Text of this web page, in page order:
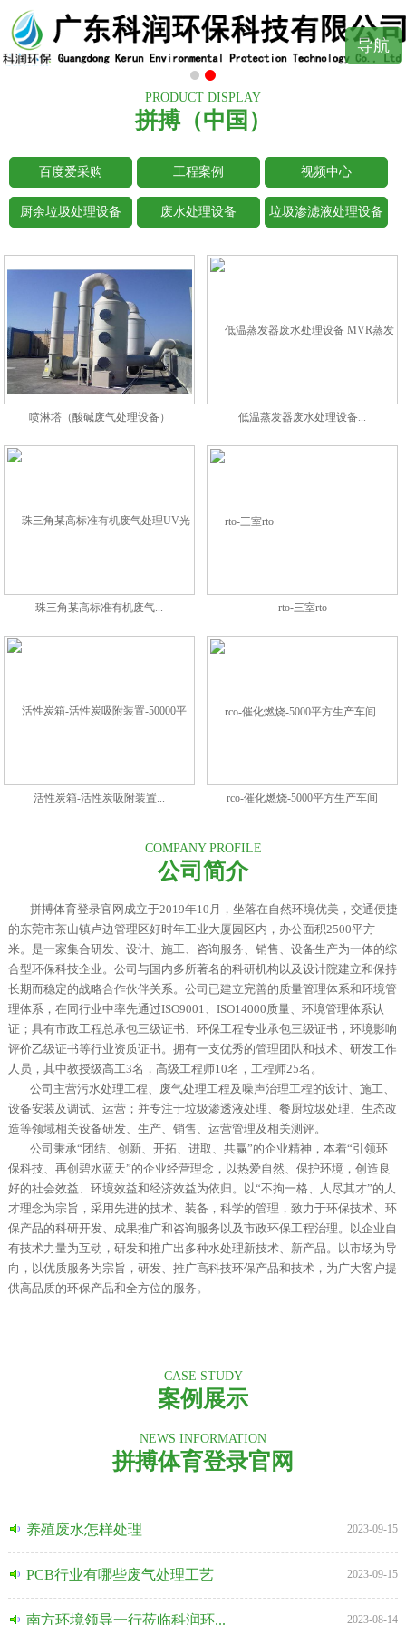
导航
PRODUCT DISPLAY
拼搏（中国）
百度爱采购 工程案例 视频中心
厨余垃圾处理设备 废水处理设备 垃圾渗滤液处理设备
喷淋塔（酸碱废气处理设备） 低温蒸发器废水处理设备...
珠三角某高标准有机废气... rto-三室rto
活性炭箱-活性炭吸附装置... rco-催化燃烧-5000平方生产车间
COMPANY PROFILE
公司简介
拼搏体育登录官网成立于2019年10月，坐落在自然环境优美，交通便捷
的东莞市茶山镇卢边管理区好时年工业大厦园区内，办公面积2500平方
米。是一家集合研发、设计、施工、咨询服务、销售、设备生产为一体的综
合型环保科技企业。 公司与国内多所著名的科研机构以及设计院建立和保持
长期而稳定的战略合作伙伴关系。公司已建立完善的质量管理体系和环境管
理体系，在同行业中率先通过ISO9001、ISO14000质量、环境管理体系认
证；具有市政工程总承包三级证书、环保工程专业承包三级证书，环境影响
评价乙级证书等行业资质证书。拥有一支优秀的管理团队和技术、研发工作
人员，其中教授级高工3名，高级工程师10名，工程师25名。
公司主营污水处理工程、废气处理工程及噪声治理工程的设计、施工、
设备安装及调试、运营；并专注于垃圾渗透液处理、餐厨垃圾处理、生态改
造等领域相关设备研发、生产、销售、运营管理及相关测评。
公司秉承“团结、创新、开拓、进取、共赢”的企业精神，本着“引领环
保科技、再创碧水蓝天”的企业经营理念，以热爱自然、保护环境，创造良
好的社会效益、环境效益和经济效益为依归。以“不拘一格、人尽其才”的人
才理念为宗旨，采用先进的技术、装备，科学的管理，致力于环保技术、环
保产品的科研开发、成果推广和咨询服务以及市政环保工程治理。以企业自
有技术力量为互动，研发和推广出多种水处理新技术、新产品。以市场为导
向，以优质服务为宗旨，研发、推广高科技环保产品和技术，为广大客户提
供高品质的环保产品和全方位的服务。
CASE STUDY
案例展示
NEWS INFORMATION
拼搏体育登录官网
养殖废水怎样处理 2023-09-15
PCB行业有哪些废气处理工艺 2023-09-15
南方环境领导一行莅临科润环... 2023-08-14